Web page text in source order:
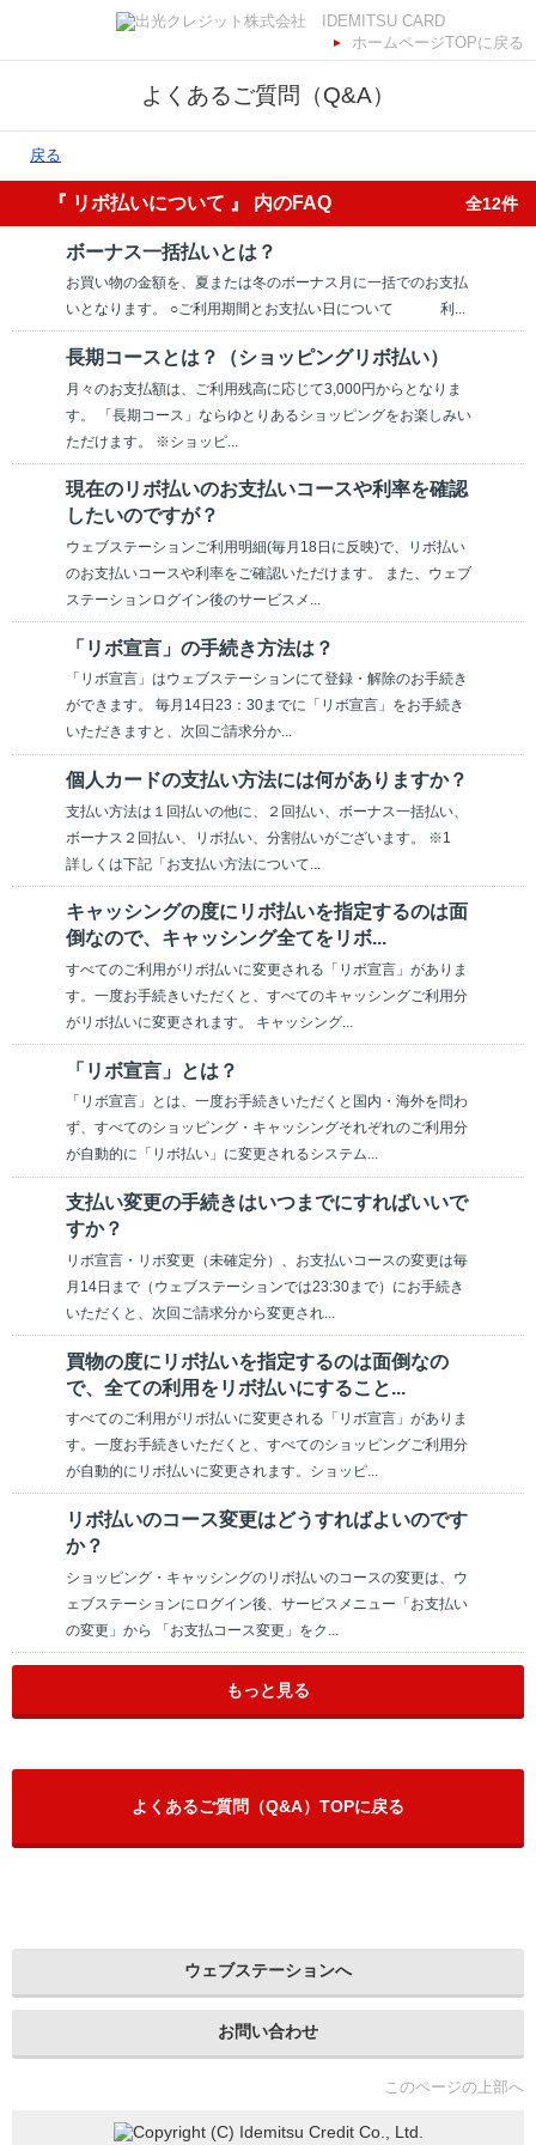
ホームページTOPに戻る
よくあるご質問（Q&A）
戻る
『 リボ払いについて 』 内のFAQ 全12件
ボーナス一括払いとは？
お買い物の金額を、夏または冬のボーナス月に一括でのお支払
いとなります。 ○ご利用期間とお支払い日について 利...
長期コースとは？（ショッピングリボ払い）
月々のお支払額は、ご利用残高に応じて3,000円からとなりま
す。 「長期コース」ならゆとりあるショッピングをお楽しみい
ただけます。 ※ショッピ...
現在のリボ払いのお支払いコースや利率を確認
したいのですが？
ウェブステーションご利用明細(毎月18日に反映)で、リボ払い
のお支払いコースや利率をご確認いただけます。 また、ウェブ
ステーションログイン後のサービスメ...
「リボ宣言」の手続き方法は？
「リボ宣言」はウェブステーションにて登録・解除のお手続き
ができます。 毎月14日23：30までに「リボ宣言」をお手続き
いただきますと、次回ご請求分か...
個人カードの支払い方法には何がありますか？
支払い方法は１回払いの他に、２回払い、ボーナス一括払い、
ボーナス２回払い、リボ払い、分割払いがございます。 ※1
詳しくは下記「お支払い方法について...
キャッシングの度にリボ払いを指定するのは面
倒なので、キャッシング全てをリボ...
すべてのご利用がリボ払いに変更される「リボ宣言」がありま
す。一度お手続きいただくと、すべてのキャッシングご利用分
がリボ払いに変更されます。 キャッシング...
「リボ宣言」とは？
「リボ宣言」とは、一度お手続きいただくと国内・海外を問わ
ず、すべてのショッピング・キャッシングそれぞれのご利用分
が自動的に「リボ払い」に変更されるシステム...
支払い変更の手続きはいつまでにすればいいで
すか？
リボ宣言・リボ変更（未確定分）、お支払いコースの変更は毎
月14日まで（ウェブステーションでは23:30まで）にお手続き
いただくと、次回ご請求分から変更され...
買物の度にリボ払いを指定するのは面倒なの
で、全ての利用をリボ払いにすること...
すべてのご利用がリボ払いに変更される「リボ宣言」がありま
す。一度お手続きいただくと、すべてのショッピングご利用分
が自動的にリボ払いに変更されます。ショッピ...
リボ払いのコース変更はどうすればよいのです
か？
ショッピング・キャッシングのリボ払いのコースの変更は、ウ
ェブステーションにログイン後、サービスメニュー「お支払い
の変更」から 「お支払コース変更」をク...
もっと見る
よくあるご質問（Q&A）TOPに戻る
ウェブステーションへ
お問い合わせ
このページの上部へ